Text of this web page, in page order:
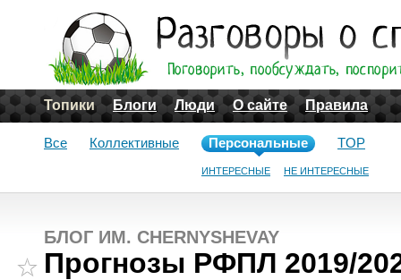
Топики Блоги Люди О сайте Правила
Все Коллективные Персональные
ИНТЕРЕСНЫЕ НЕ ИНТЕРЕСНЫЕ
TOP
БЛОГ ИМ. CHERNYSHEVAY
Прогнозы РФПЛ 2019/